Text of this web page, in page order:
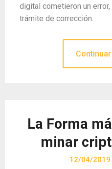
digital cometieron un
trámite de corrección.
La Forma
minar
12/04/2019